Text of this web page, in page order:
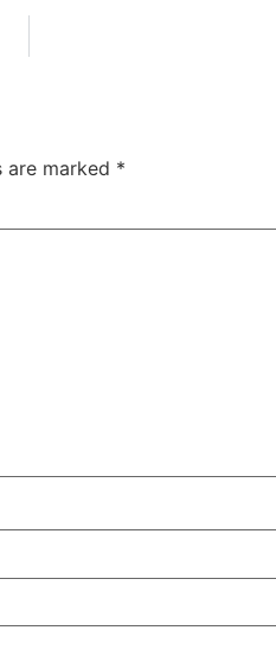
are marked *